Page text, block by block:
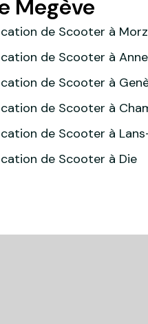
Megève
de Scooter à
de Scooter à
de Scooter à
de Scooter à
de Scooter à
de Scooter à Die